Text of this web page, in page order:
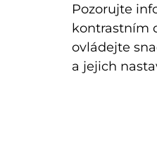
Pozorujte
kontrastním
ovládejte
a jejich